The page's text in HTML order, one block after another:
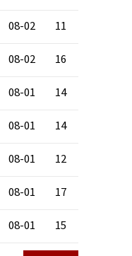
08-02 11
08-02 16
08-01 14
08-01 14
08-01 12
08-01 17
08-01 15